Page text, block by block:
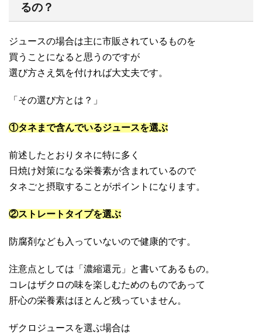
るの？
ジュースの場合は主に市販されているものを
買うことになると思うのですが
選び方さえ気を付ければ大丈夫です。
「その選び方とは？」
①タネまで含んでいるジュースを選ぶ
前述したとおりタネに特に多く
日焼け対策になる栄養素が含まれているので
タネごと摂取することがポイントになります。
②ストレートタイプを選ぶ
防腐剤なども入っていないので健康的です。
注意点としては「濃縮還元」と書いてあるもの。
コレはザクロの味を楽しむためのものであって
肝心の栄養素はほとんど残っていません。
ザクロジュースを選ぶ場合は